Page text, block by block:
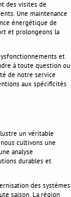
des visites de
Une maintenance
énergétique de
et prolongeons la
et
à toute question ou
de notre service
aux spécificités
un véritable
cultivons une
analyse
durables et
des systèmes
saison. La région